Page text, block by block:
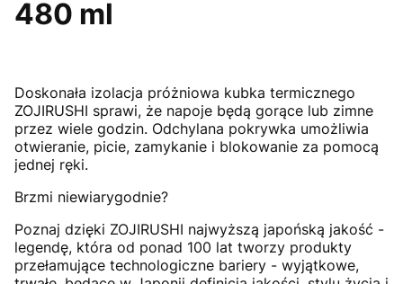
480 ml
Doskonała izolacja próżniowa kubka termicznego
ZOJIRUSHI sprawi, że napoje będą gorące lub zimne
przez wiele godzin. Odchylana pokrywka umożliwia
otwieranie, picie, zamykanie i blokowanie za pomocą
jednej ręki.
Brzmi niewiarygodnie?
Poznaj dzięki ZOJIRUSHI najwyższą japońską jakość -
legendę, która od ponad 100 lat tworzy produkty
przełamujące technologiczne bariery - wyjątkowe,